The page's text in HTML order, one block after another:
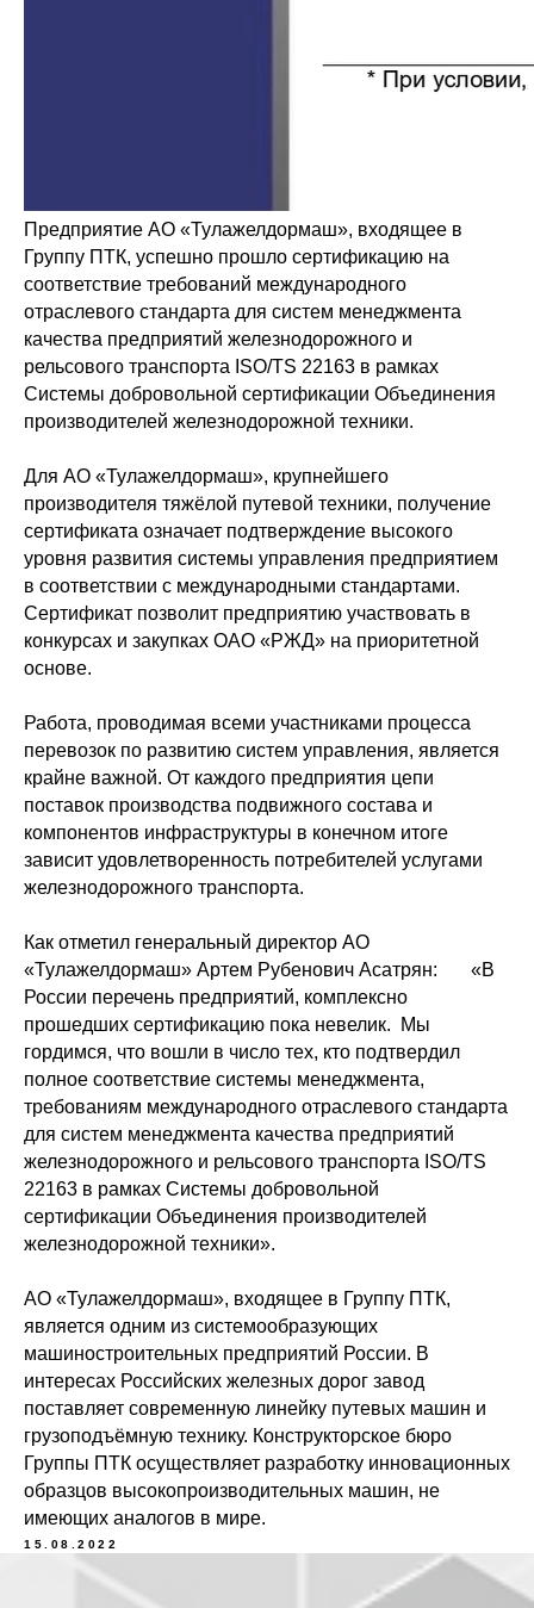
Предприятие АО «Тулажелдормаш», входящее в
Группу ПТК, успешно прошло сертификацию на
соответствие требований международного
отраслевого стандарта для систем менеджмента
качества предприятий железнодорожного и
рельсового транспорта ISO/TS 22163 в рамках
Системы добровольной сертификации Объединения
производителей железнодорожной техники.
Для АО «Тулажелдормаш», крупнейшего
производителя тяжёлой путевой техники, получение
сертификата означает подтверждение высокого
уровня развития системы управления предприятием
в соответствии с международными стандартами.
Сертификат позволит предприятию участвовать в
конкурсах и закупках ОАО «РЖД» на приоритетной
основе.
Работа, проводимая всеми участниками процесса
перевозок по развитию систем управления, является
крайне важной. От каждого предприятия цепи
поставок производства подвижного состава и
компонентов инфраструктуры в конечном итоге
зависит удовлетворенность потребителей услугами
железнодорожного транспорта.
Как отметил генеральный директор АО
«Тулажелдормаш» Артем Рубенович Асатрян: «В
России перечень предприятий, комплексно
прошедших сертификацию пока невелик. Мы
гордимся, что вошли в число тех, кто подтвердил
полное соответствие системы менеджмента,
требованиям международного отраслевого стандарта
для систем менеджмента качества предприятий
железнодорожного и рельсового транспорта ISO/TS
22163 в рамках Системы добровольной
сертификации Объединения производителей
железнодорожной техники».
АО «Тулажелдормаш», входящее в Группу ПТК,
является одним из системообразующих
машиностроительных предприятий России. В
интересах Российских железных дорог завод
поставляет современную линейку путевых машин и
грузоподъёмную технику. Конструкторское бюро
Группы ПТК осуществляет разработку инновационных
образцов высокопроизводительных машин, не
имеющих аналогов в мире.
15.08.2022
заказать звонок
заказать звонок
Посмотреть карту
Посмотреть карту